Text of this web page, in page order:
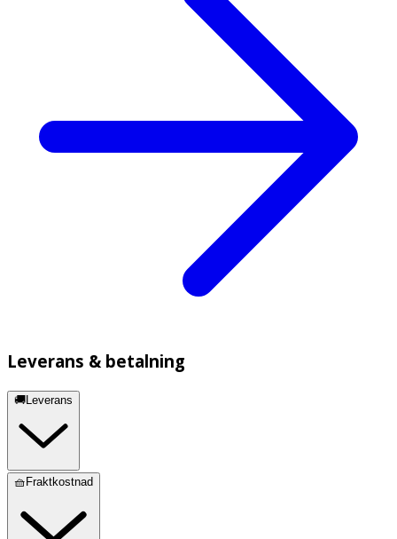
Leverans & betalning
🚚Leverans
🧺Fraktkostnad